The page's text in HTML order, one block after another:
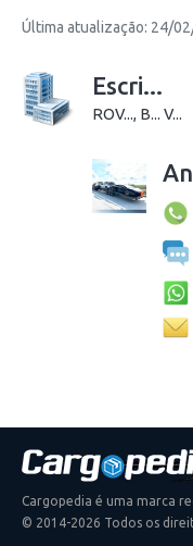
Última atualização: 24/
Escri...
ROV..., B... V...
Cargopedia é uma marca
© 2014-2026 Todos os